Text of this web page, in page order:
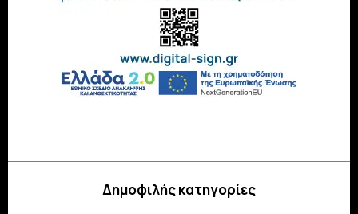
Δημοφιλής κατηγορίες